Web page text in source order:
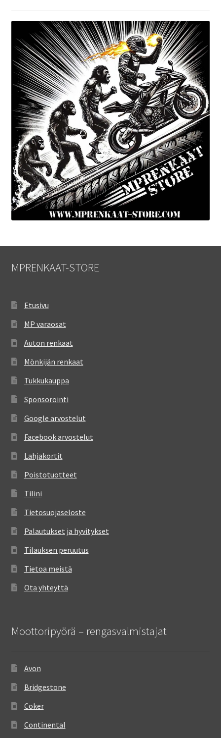
MPRENKAAT-STORE
Etusivu
MP varaosat
Auton renkaat
Mönkijän renkaat
Tukkukauppa
Sponsorointi
Google arvostelut
Facebook arvostelut
Lahjakortit
Poistotuotteet
Tilini
Tietosuojaseloste
Palautukset ja hyvitykset
Tilauksen peruutus
Tietoa meistä
Ota yhteyttä
Moottoripyörä – rengasvalmistajat
Avon
Bridgestone
Coker
Continental